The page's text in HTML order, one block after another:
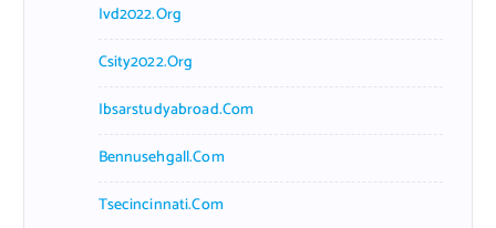
Ivd2022.org
Csity2022.org
Ibsarstudyabroad.com
Bennusehgall.com
Tsecincinnati.com